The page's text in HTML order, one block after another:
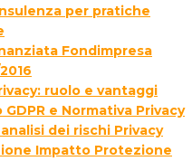
per pratiche
Fondimpresa
ruolo e vantaggi
e Normativa Privacy
dei rischi Privacy
Impatto Protezione